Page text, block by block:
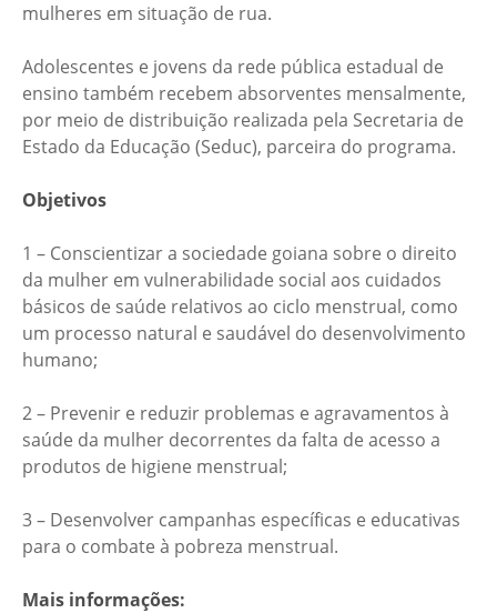
mulheres em situação de rua.
Adolescentes e jovens da rede pública estadual de
ensino também recebem absorventes mensalmente,
por meio de distribuição realizada pela Secretaria de
Estado da Educação (Seduc), parceira do programa.
Objetivos
1 – Conscientizar a sociedade goiana sobre o direito
da mulher em vulnerabilidade social aos cuidados
básicos de saúde relativos ao ciclo menstrual, como
um processo natural e saudável do desenvolvimento
humano;
2 – Prevenir e reduzir problemas e agravamentos à
saúde da mulher decorrentes da falta de acesso a
produtos de higiene menstrual;
3 – Desenvolver campanhas específicas e educativas
para o combate à pobreza menstrual.
Mais informações: